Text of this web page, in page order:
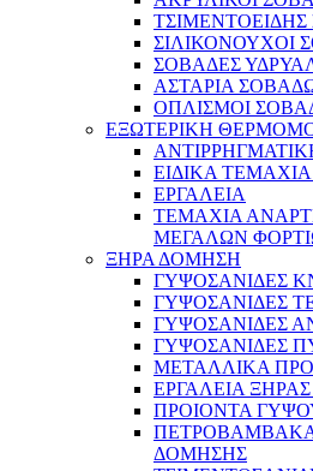
ΣΙΛΙΚΟΝΟΥΧΟΙ
ΣΟΒΑΔΕΣ
ΑΣΤΑΡΙΑ
ΟΠΛΙΣΜΟΙ
ΕΞΩΤΕΡΙΚΗ
ΕΙΔΙΚΑ
ΕΡΓΑΛΕΙΑ
ΤΕΜΑΧΙΑ
ΜΕΓΑΛΩΝ
ΞΗΡΑ ΔΟΜΗΣΗ
ΓΥΨΟΣΑΝΙΔΕΣ
ΓΥΨΟΣΑΝΙΔΕΣ
ΓΥΨΟΣΑΝΙΔΕΣ
ΓΥΨΟΣΑΝΙΔΕΣ
ΜΕΤΑΛΛΙΚΑ
ΕΡΓΑΛΕΙΑ
ΠΡΟΙΟΝΤΑ
ΔΟΜΗΣΗΣ